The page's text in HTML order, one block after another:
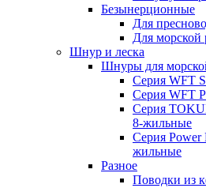
Безынерционные
Для
Для морской
Шнур и леска
Шнуры для
Серия WFT
Серия WFT
Серия
8-жильные
Серия Power
жильные
Разное
Поводки из